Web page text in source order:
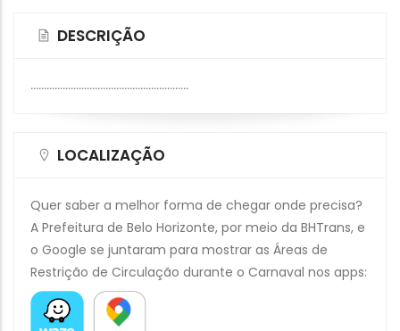
DESCRIÇÃO
...........................................................
LOCALIZAÇÃO
Quer saber a melhor forma de chegar onde precisa?
A Prefeitura de Belo Horizonte, por meio da BHTrans, e
o Google se juntaram para mostrar as Áreas de
Restrição de Circulação durante o Carnaval nos apps: